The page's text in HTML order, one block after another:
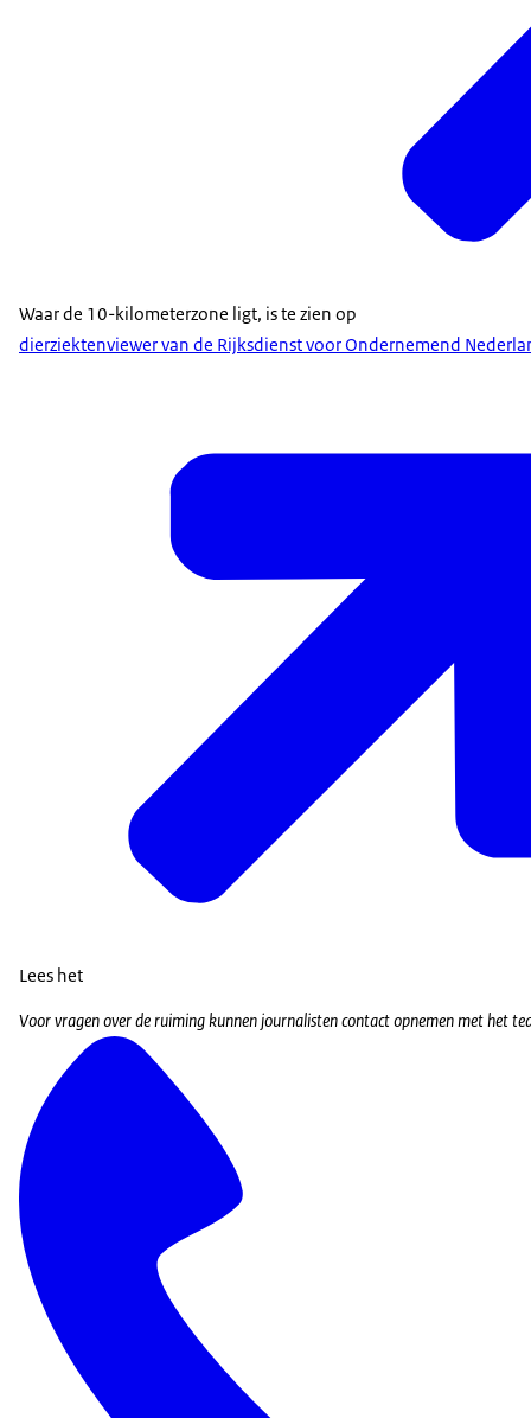
Waar de 10-kilometerzone ligt, is te zien op
dierziektenviewer van de Rijksdienst voor Ondernemend
Lees het
Voor vragen over de ruiming kunnen journalisten contact opnemen met het